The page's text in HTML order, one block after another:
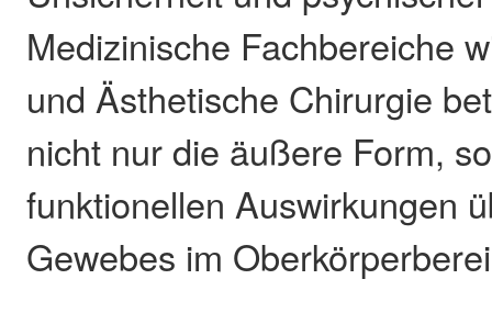
Medizinische Fachbereiche
und Ästhetische Chirurgie
nicht nur die äußere Form,
funktionellen Auswirkungen
Gewebes im